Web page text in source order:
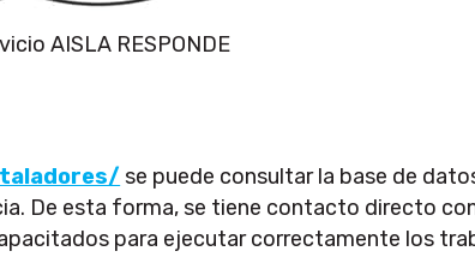
AISLA RESPONDE
se puede consultar la base de
De esta forma, se tiene contacto directo
para ejecutar correctamente los